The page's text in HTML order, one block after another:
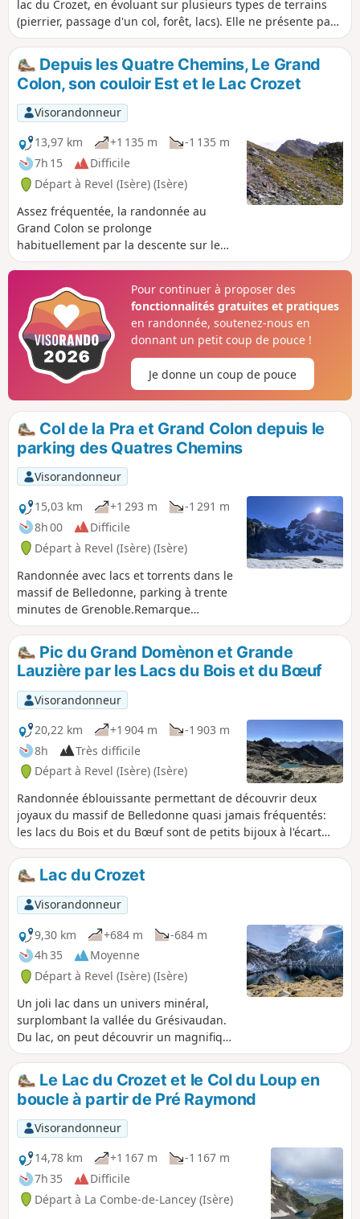
lac du Crozet, en évoluant sur plusieurs types de terrains
(pierrier, passage d'un col, forêt, lacs). Elle ne présente pas
de difficulté technique forte (escalade, passages aériens),
mais présente parfois des traversées en plein soleil, et
quelques fortes pentes.
Depuis les Quatre Chemins, Le Grand
Colon, son couloir Est et le Lac Crozet
Visorandonneur
13,97 km
+1 135 m
-1 135 m
7h 15
Difficile
Départ à Revel (Isère) (Isère)
Assez fréquentée, la randonnée au
Grand Colon se prolonge
habituellement par la descente sur le
charmant Lac Merlat, pour rejoindre le
Vallon Mercier, le Lac Crozet. Le
parcours, ici proposé, est une
alternative moins belle, mais plus
secrète, présentant un raccourci à cette
descente classique. Du Grand Colon un
sentier longe une éminence rocheuse,
légèrement plus haute (cote 2402),
située au Nord-Est, puis passe un col
pour descendre un pierrier encaissé,
entre La Roche Fendue et le Galeteau,
avant de retrouver le Vallon Mercier et
le Lac Crozet.
Pour continuer à proposer des
fonctionnalités gratuites et pratiques
en randonnée, soutenez-nous en
donnant un petit coup de pouce !
Je donne un coup de pouce
Col de la Pra et Grand Colon depuis le
parking des Quatres Chemins
Visorandonneur
15,03 km
+1 293 m
-1 291 m
8h 00
Difficile
Départ à Revel (Isère) (Isère)
Randonnée avec lacs et torrents dans le
massif de Belledonne, parking à trente
minutes de Grenoble.Remarque
importante : merci de bien prendre en
compte les avis portés par les
randonneurs sur cette sortie. Ces avis
se situent en fin de page dans le
paragraphe Commentaires et
Discussions.
Pic du Grand Domènon et Grande
Lauzière par les Lacs du Bois et du Bœuf
Visorandonneur
20,22 km
+1 904 m
-1 903 m
8h
Très difficile
Départ à Revel (Isère) (Isère)
Randonnée éblouissante permettant de découvrir deux
joyaux du massif de Belledonne quasi jamais fréquentés:
les lacs du Bois et du Bœuf sont de petits bijoux à l'écart
des chemins battus du massif. Le Pic du Grand Domènon,
point culminant de la promenade, est un magnifique
belvédère bien moins visité que la Croix de Belledonne,
duquel la vue embrasse les Bauges, le Mont Blanc, les
Grandes Rousses, l'Oisans, le Dévoluy, le Taillefer, le Vercors
et la Chartreuse et bien sûr Belledonne et ses lacs.
Attention : cette randonnée est à la limite entre très et
extrêmement difficile.
Lac du Crozet
Visorandonneur
9,30 km
+684 m
-684 m
4h 35
Moyenne
Départ à Revel (Isère) (Isère)
Un joli lac dans un univers minéral,
surplombant la vallée du Grésivaudan.
Du lac, on peut découvrir un magnifique
panorama sur le massif de la
Chartreuse.
Le Lac du Crozet et le Col du Loup en
boucle à partir de Pré Raymond
Visorandonneur
14,78 km
+1 167 m
-1 167 m
7h 35
Difficile
Départ à La Combe-de-Lancey (Isère)